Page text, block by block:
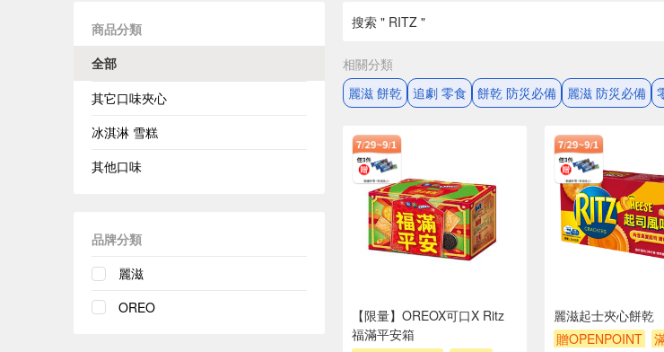
商品分類
全部
其它口味夾心
冰淇淋 雪糕
其他口味
品牌分類
麗滋
OREO
搜索 " RITZ "
相關分類
麗滋 餅乾 追劇 零食 餅乾 防災必備 麗滋 防災必備
【限量】OREOX可口X Ritz
福滿平安箱
麗滋起士夾心餅乾
贈OPENPOINT